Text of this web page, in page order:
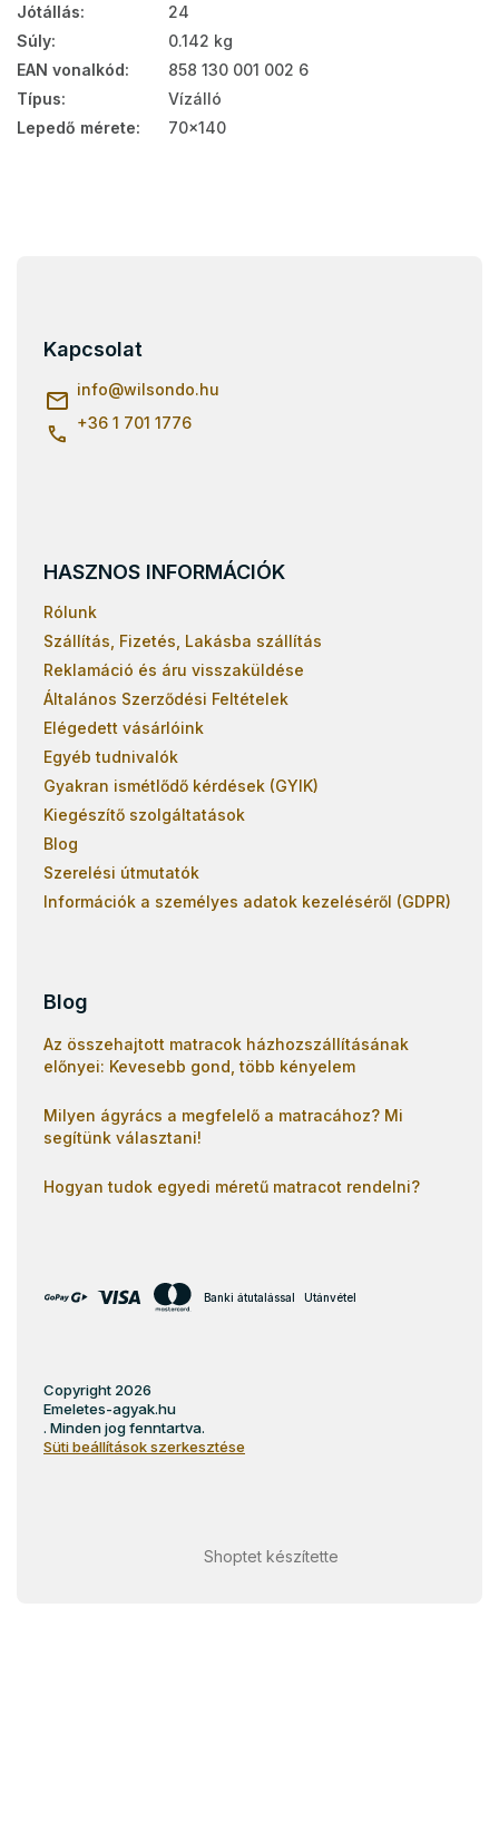
Jótállás:
24
Súly:
0.142 kg
EAN vonalkód:
858 130 001 002 6
Típus:
Vízálló
Lepedő mérete: 70x140
Kapcsolat
info@wilsondo.hu
+36 1 701 1776
HASZNOS INFORMÁCIÓK
Rólunk
Szállítás, Fizetés, Lakásba szállítás
Reklamáció és áru visszaküldése
Általános Szerződési Feltételek
Elégedett vásárlóink
Egyéb tudnivalók
Gyakran ismétlődő kérdések (GYIK)
Kiegészítő szolgáltatások
Blog
Szerelési útmutatók
Információk a személyes adatok kezeléséről (GDPR)
Blog
Az összehajtott matracok házhozszállításának
előnyei: Kevesebb gond, több kényelem
Milyen ágyrács a megfelelő a matracához? Mi
segítünk választani!
Hogyan tudok egyedi méretű matracot rendelni?
Banki átutalással Utánvétel
Shoptet készítette
Copyright 2026
Emeletes-agyak.hu
. Minden jog fenntartva.
Süti beállítások szerkesztése